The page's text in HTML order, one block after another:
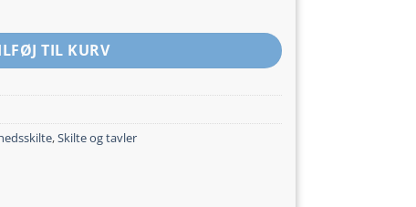
TIL KURV
,Skilte og tavler